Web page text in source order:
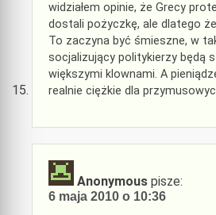
widziałem opinie, że Grecy
dostali pożyczkę, ale dlatego
To zaczyna być śmieszne, w
socjalizujący politykierzy będą
większymi klownami. A
realnie ciężkie dla
Anonymous pisze:
6 maja 2010 o 10:36